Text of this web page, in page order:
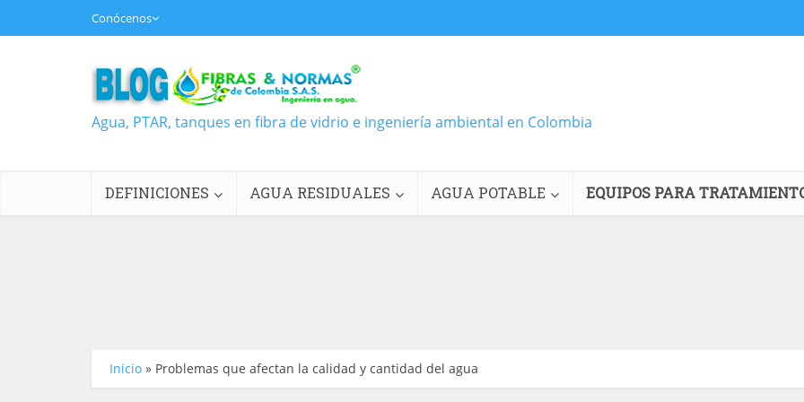
Conócenos
Agua, PTAR, tanques en fibra de vidrio e ingeniería ambiental en Colombia
DEFINICIONES AGUA RESIDUALES AGUA POTABLE EQUIPOS PARA
Inicio » Problemas que afectan la calidad y cantidad del agua